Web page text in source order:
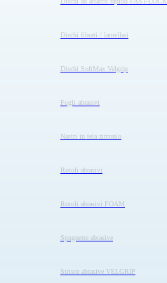
Dischi fibrati / lamellari
Dischi SoftMax Velgrip
Fogli abrasivi
Nastri in tela zirconio
Rotoli abrasivi
Rotoli abrasivi FOAM
Spugnette abrasive
Strisce abrasive VELGRIP